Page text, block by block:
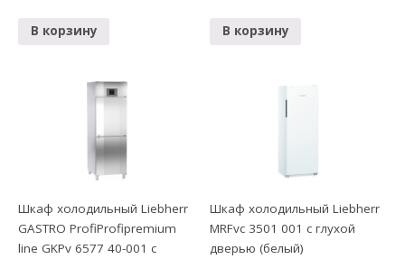
В корзину В корзину
Шкаф холодильный Liebherr
GASTRO ProfiProfipremium
line GKPv 6577 40-001 с
Шкаф холодильный Liebherr
MRFvc 3501 001 с глухой
дверью (белый)